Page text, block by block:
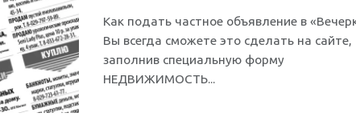
Как подать частное объявление в
Вы всегда сможете это сделать на сайте,
заполнив специальную форму
НЕДВИЖИМОСТЬ...